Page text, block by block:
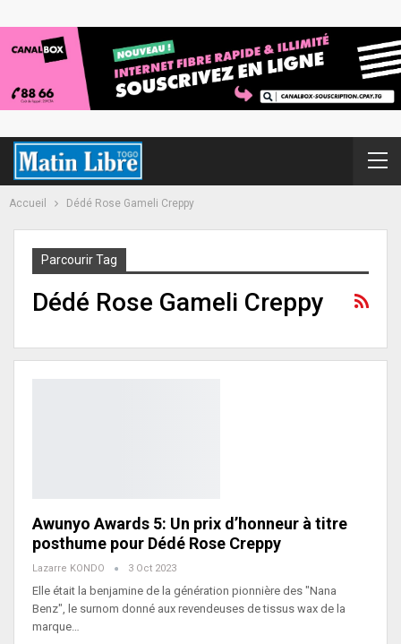
Accueil Dédé Rose Gameli Creppy
Parcourir Tag
Dédé Rose Gameli Creppy
Awunyo Awards 5: Un prix d’honneur à titre
posthume pour Dédé Rose Creppy
Lazarre KONDO 3 Oct 2023
Elle était la benjamine de la génération pionnière des "Nana
Benz", le surnom donné aux revendeuses de tissus wax de la
marque…